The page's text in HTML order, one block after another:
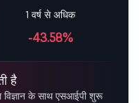
1 वर्ष से अधिक
-43.58%
है
विज्ञान के साथ एसआईपी शुरू